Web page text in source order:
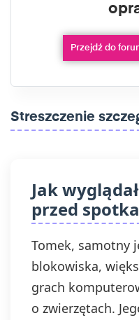
Przejdź do
Streszczenie
Jak
przed
Tomek, samotny
blokowiska,
grach
o zwierzętach.